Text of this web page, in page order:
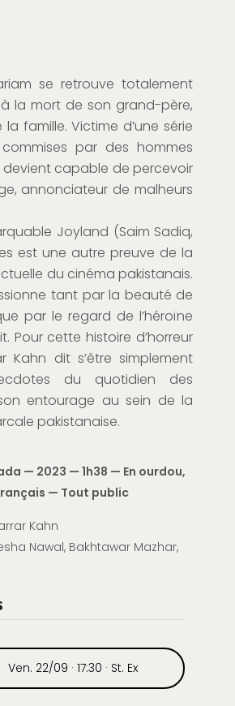
se retrouve totalement
la mort de son grand-père,
famille. Victime d’une série
commises par des hommes
devient capable de percevoir
annonciateur de malheurs
Joyland (Saim Sadiq,
est une autre preuve de la
du cinéma pakistanais.
tant par la beauté de
par le regard de l’héroïne
Pour cette histoire d’horreur
Kahn dit s’être simplement
du quotidien des
entourage au sein de la
pakistanaise.
— 2023 — 1h38 — En ourdou,
— Tout public
Kahn
Nawal, Bakhtawar Mazhar,
Ven. 22/09 · 17:30 · St. Ex